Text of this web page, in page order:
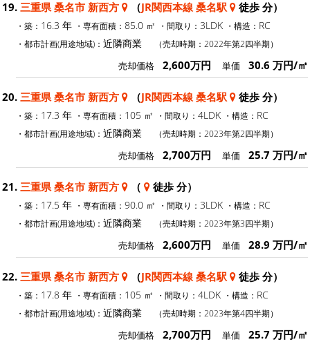
19. 三重県 桑名市 新西方 （JR関西本線 桑名駅 徒歩 分）
・築： 16.3 年 ・専有面積： 85.0 ㎡ ・間取り： 3LDK ・構造： RC
・都市計画(用途地域)： 近隣商業 （売却時期：2022年第2四半期）
売却価格 2,600万円 単価 30.6 万円/㎡
20. 三重県 桑名市 新西方 （JR関西本線 桑名駅 徒歩 分）
・築： 17.3 年 ・専有面積： 105 ㎡ ・間取り： 4LDK ・構造： RC
・都市計画(用途地域)： 近隣商業 （売却時期：2023年第2四半期）
売却価格 2,700万円 単価 25.7 万円/㎡
21. 三重県 桑名市 新西方 （ 徒歩 分）
・築： 17.5 年 ・専有面積： 90.0 ㎡ ・間取り： 3LDK ・構造： RC
・都市計画(用途地域)： 近隣商業 （売却時期：2023年第3四半期）
売却価格 2,600万円 単価 28.9 万円/㎡
22. 三重県 桑名市 新西方 （JR関西本線 桑名駅 徒歩 分）
・築： 17.8 年 ・専有面積： 105 ㎡ ・間取り： 4LDK ・構造： RC
・都市計画(用途地域)： 近隣商業 （売却時期：2023年第4四半期）
売却価格 2,700万円 単価 25.7 万円/㎡